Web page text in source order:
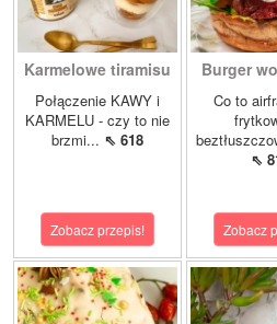
Karmelowe tiramisu
Połączenie KAWY i
KARMELU - czy to nie
brzmi... ⇖ 618
Zobacz przepis!
Burger
Co to
⇖
Zobacz